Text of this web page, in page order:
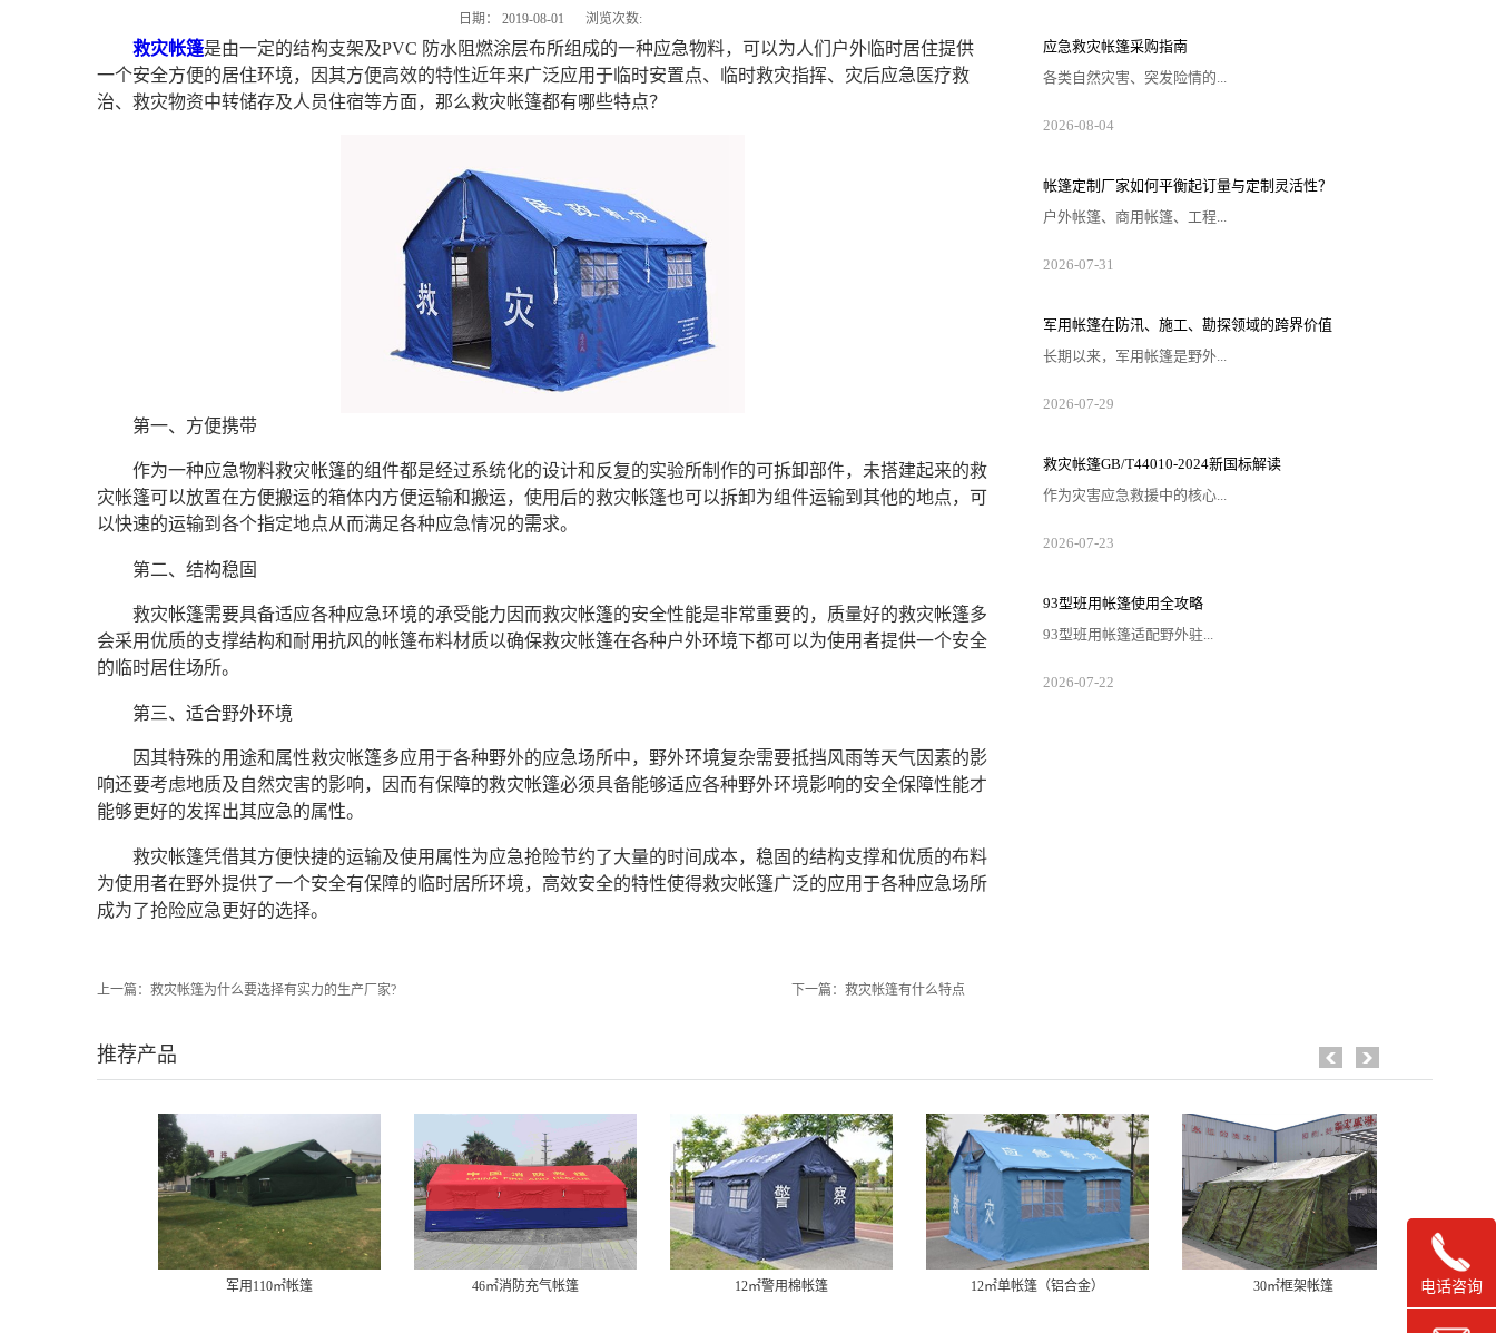
日期： 2019-08-01 浏览次数:
救灾帐篷是由一定的结构支架及PVC 防水阻燃涂层布所组成的一种应急物料，可以为人们户外临时居住提供
一个安全方便的居住环境，因其方便高效的特性近年来广泛应用于临时安置点、临时救灾指挥、灾后应急医疗救
治、救灾物资中转储存及人员住宿等方面，那么救灾帐篷都有哪些特点？
第一、方便携带
作为一种应急物料救灾帐篷的组件都是经过系统化的设计和反复的实验所制作的可拆卸部件，未搭建起来的救
灾帐篷可以放置在方便搬运的箱体内方便运输和搬运，使用后的救灾帐篷也可以拆卸为组件运输到其他的地点，可
以快速的运输到各个指定地点从而满足各种应急情况的需求。
第二、结构稳固
救灾帐篷需要具备适应各种应急环境的承受能力因而救灾帐篷的安全性能是非常重要的，质量好的救灾帐篷多
会采用优质的支撑结构和耐用抗风的帐篷布料材质以确保救灾帐篷在各种户外环境下都可以为使用者提供一个安全
的临时居住场所。
第三、适合野外环境
因其特殊的用途和属性救灾帐篷多应用于各种野外的应急场所中，野外环境复杂需要抵挡风雨等天气因素的影
响还要考虑地质及自然灾害的影响，因而有保障的救灾帐篷必须具备能够适应各种野外环境影响的安全保障性能才
能够更好的发挥出其应急的属性。
救灾帐篷凭借其方便快捷的运输及使用属性为应急抢险节约了大量的时间成本，稳固的结构支撑和优质的布料
为使用者在野外提供了一个安全有保障的临时居所环境，高效安全的特性使得救灾帐篷广泛的应用于各种应急场所
成为了抢险应急更好的选择。
上一篇： 救灾帐篷为什么要选择有实力的生产厂家? 下一篇： 救灾帐篷有什么特点
应急救灾帐篷采购指南
各类自然灾害、突发险情的...
2026-08-04
帐篷定制厂家如何平衡起订量与定制灵活性？
户外帐篷、商用帐篷、工程...
2026-07-31
军用帐篷在防汛、施工、勘探领域的跨界价值
长期以来，军用帐篷是野外...
2026-07-29
救灾帐篷GB/T44010-2024新国标解读
作为灾害应急救援中的核心...
2026-07-23
93型班用帐篷使用全攻略
93型班用帐篷适配野外驻...
2026-07-22
推荐产品
军用110㎡帐篷 46㎡消防充气帐篷 12㎡警用棉帐篷 12㎡单帐篷（铝合金） 30㎡框架帐篷 电话咨询